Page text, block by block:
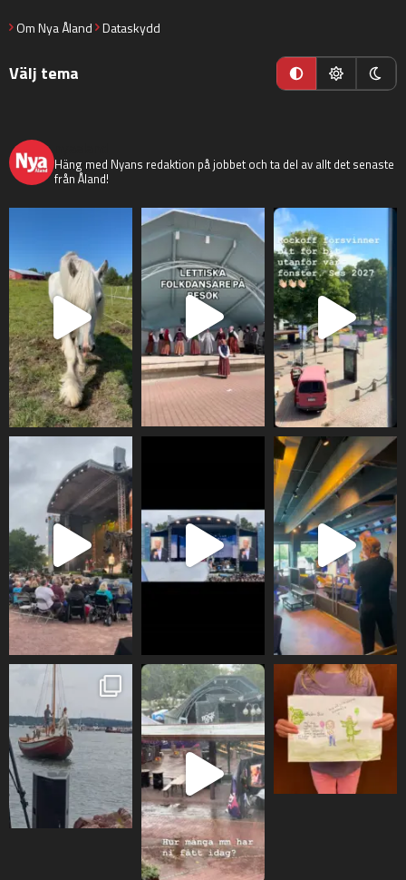
Om Nya Åland Dataskydd
Välj tema
Häng med Nyans redaktion på jobbet och ta del av allt det senaste
från Åland!